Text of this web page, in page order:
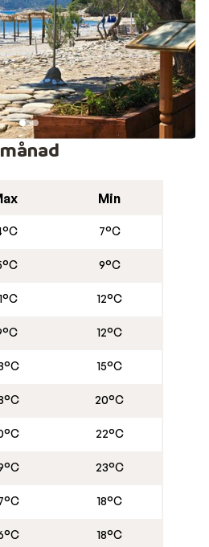
på riktigt grekiskt byliv kan man
som ligger ungefär
Byn bjuder på
och små torg med fontäner.
i Votsalakia
och minimarket vid
stranden finns tavernor och
är ganska stillsam även om
Min
7°C
9°C
12°C
12°C
15°C
20°C
22°C
23°C
18°C
18°C